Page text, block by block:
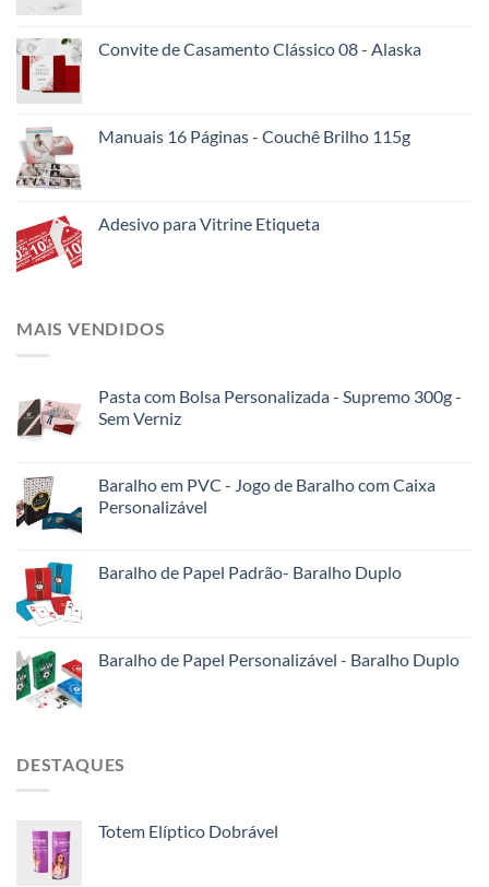
Convite de Casamento Clássico 08 - Alaska
Manuais 16 Páginas - Couchê Brilho 115g
Adesivo para Vitrine Etiqueta
MAIS VENDIDOS
Pasta com Bolsa Personalizada - Supremo 300g -
Sem Verniz
Baralho em PVC - Jogo de Baralho com Caixa
Personalizável
Baralho de Papel Padrão- Baralho Duplo
Baralho de Papel Personalizável - Baralho Duplo
DESTAQUES
Totem Elíptico Dobrável